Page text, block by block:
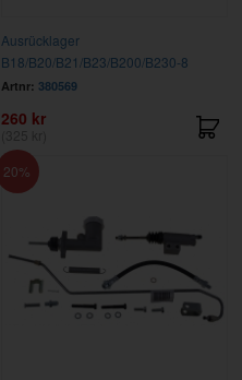
Ausrücklager
B18/B20/B21/B23/B200/B230-8
Artnr: 380569
260 kr
20